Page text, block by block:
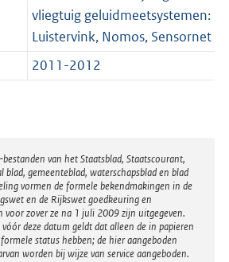
vliegtuig geluidmeetsystemen:
Luistervink, Nomos, Sensornet
2011-2012
van het Staatsblad, Staatscourant,
blad, gemeenteblad, waterschapsblad en blad
vormen de formele bekendmakingen in de
en de Rijkswet goedkeuring en
voor zover ze na 1 juli 2009 zijn uitgegeven.
deze datum geldt dat alleen de in papieren
status hebben; de hier aangeboden
worden bij wijze van service aangeboden.